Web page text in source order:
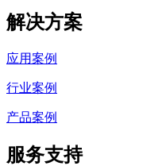
解决方案
应用案例
行业案例
产品案例
服务支持